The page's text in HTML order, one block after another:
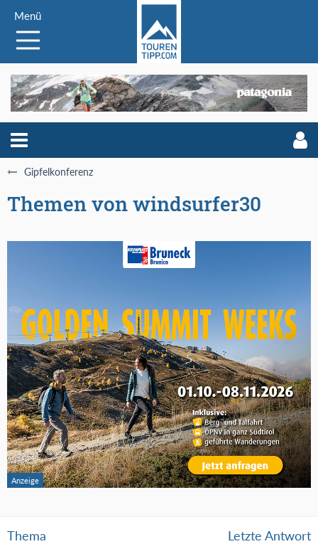
Menü
Gipfelkonferenz
Themen von windsurfer30
Thema Letzte Antwort